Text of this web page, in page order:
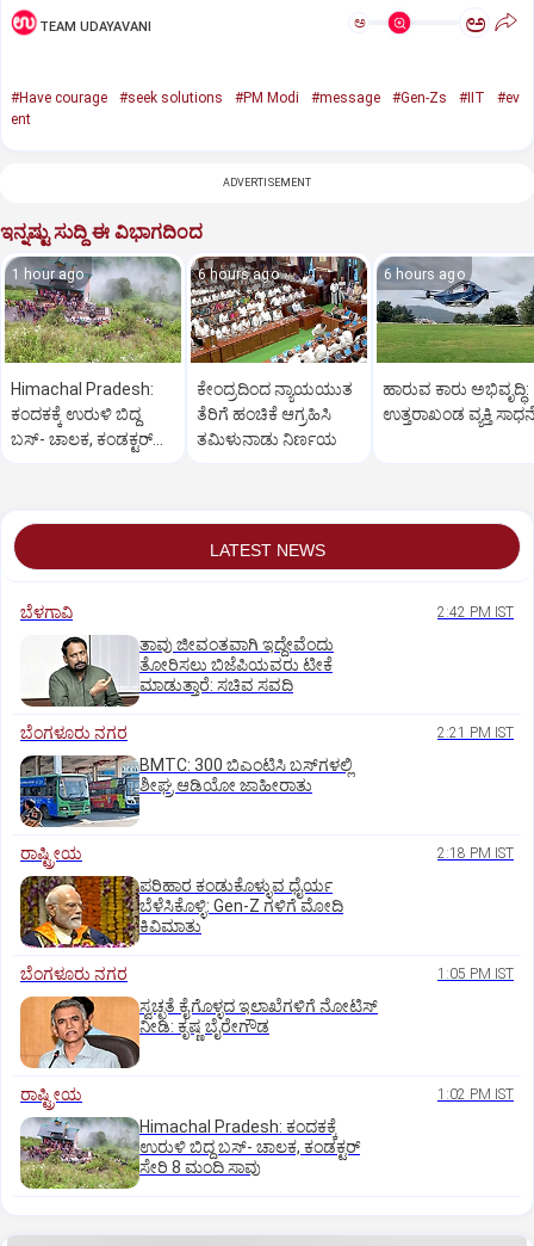
TEAM UDAYAVANI ಅ ಅ
#Have courage #seek solutions #PM Modi #message #Gen-Zs #IIT
#ev
ent
ADVERTISEMENT
ಇನ್ನಷ್ಟು ಸುದ್ದಿ ಈ ವಿಭಾಗದಿಂದ
1 hour ago
Himachal Pradesh:
ಕಂದಕಕ್ಕೆ ಉರುಳಿ ಬಿದ್ದ
ಬಸ್-‌ ಚಾಲಕ, ಕಂಡಕ್ಟರ್‌
6 hours ago
ಕೇಂದ್ರದಿಂದ ನ್ಯಾಯಯುತ
ತೆರಿಗೆ ಹಂಚಿಕೆ ಆಗ್ರಹಿಸಿ
ತಮಿಳುನಾಡು ನಿರ್ಣಯ
6 hours ago
ಹಾರುವ ಕಾರು ಅಭಿವೃದ್ಧಿ:
ಉತ್ತರಾಖಂಡ ವ್ಯಕ್ತಿ
LATEST NEWS
ಬೆಳಗಾವಿ 2:42 PM IST
ತಾವು ಜೀವಂತವಾಗಿ ಇದ್ದೇವೆಂದು
ತೋರಿಸಲು ಬಿಜೆಪಿಯವರು ಟೀಕೆ
ಮಾಡುತ್ತಾರೆ: ಸಚಿವ ಸವದಿ
ಬೆಂಗಳೂರು ನಗರ 2:21 PM IST
BMTC: 300 ಬಿಎಂಟಿಸಿ ಬಸ್‌ಗಳಲ್ಲಿ
ಶೀಘ್ರ ಆಡಿಯೋ ಜಾಹೀರಾತು
ರಾಷ್ಟ್ರೀಯ 2:18 PM IST
ಪರಿಹಾರ ಕಂಡುಕೊಳ್ಳುವ ಧೈರ್ಯ
ಬೆಳೆಸಿಕೊಳ್ಳಿ: Gen-Z ಗಳಿಗೆ ಮೋದಿ
ಕಿವಿಮಾತು
ಬೆಂಗಳೂರು ನಗರ 1:05 PM IST
ಸ್ವಚ್ಛತೆ ಕೈಗೊಳ್ಳದ ಇಲಾಖೆಗಳಿಗೆ ನೋಟಿಸ್‌
ನೀಡಿ: ಕೃಷ್ಣ ಬೈರೇಗೌಡ
ರಾಷ್ಟ್ರೀಯ 1:02 PM IST
Himachal Pradesh: ಕಂದಕಕ್ಕೆ
ಉರುಳಿ ಬಿದ್ದ ಬಸ್-‌ ಚಾಲಕ, ಕಂಡಕ್ಟರ್‌
ಸೇರಿ 8 ಮಂದಿ ಸಾವು